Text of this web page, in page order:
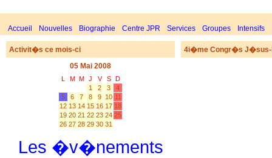
Accueil Nouvelles Biographie Centre JPR Services Groupes Intensifs
Activit�s ce mois-ci
05 Mai 2008
L M M J V S
D
1
2 3
4
5
6 7 8 9 10 11
12 13 14 15 16 17 18
19 20 21 22 23 24 25
26 27 28 29 30 31
Les �v�nements
4i�me Congr�s